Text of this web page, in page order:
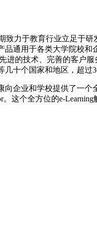
力于教育行业立足于
通用于各类大学院校
进的技术、完善的客户
十个国家和地区，超过
企业和学校提供了一个
这个全方位的e-